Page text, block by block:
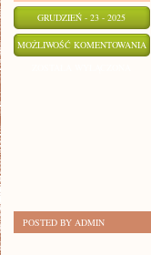
GRUDZIEŃ - 23 - 2025
MOŻLIWOŚĆ KOMENTOWANIA
POSTED BY ADMIN